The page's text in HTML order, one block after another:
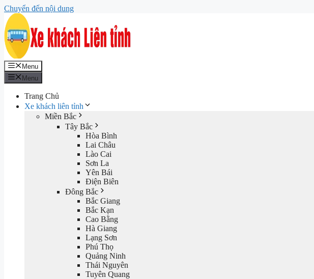
Chuyển đến nội dung
Menu
Menu
Trang Chủ
Xe khách liên tỉnh
Miền Bắc
Tây Bắc
Hòa Bình
Lai Châu
Lào Cai
Sơn La
Yên Bái
Điện Biên
Đông Bắc
Bắc Giang
Bắc Kạn
Cao Bằng
Hà Giang
Lạng Sơn
Phú Thọ
Quảng Ninh
Thái Nguyên
Tuyên Quang